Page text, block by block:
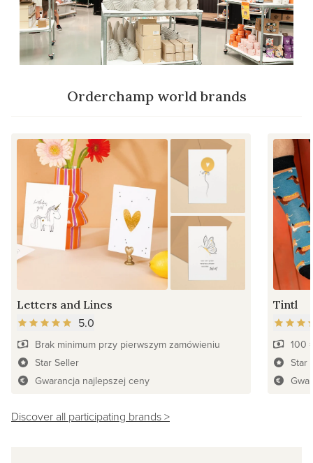
Orderchamp world brands
Letters and Lines
5.0
Brak minimum przy pierwszym zamówieniu
Star Seller
Gwarancja najlepszej ceny
Tintl
100
Star
Discover all participating brands >